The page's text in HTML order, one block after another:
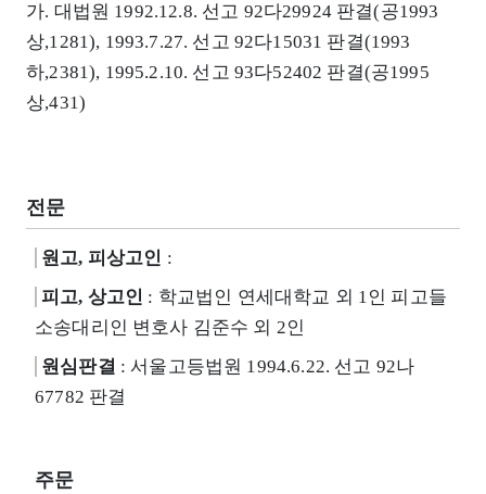
가. 대법원 1992.12.8. 선고 92다29924 판결(공1993
상,1281), 1993.7.27. 선고 92다15031 판결(1993
하,2381), 1995.2.10. 선고 93다52402 판결(공1995
상,431)
전문
원고, 피상고인 :
피고, 상고인 : 학교법인 연세대학교 외 1인 피고들
소송대리인 변호사 김준수 외 2인
원심판결 : 서울고등법원 1994.6.22. 선고 92나
67782 판결
주문